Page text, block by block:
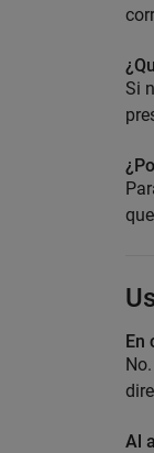
Si
En
Al